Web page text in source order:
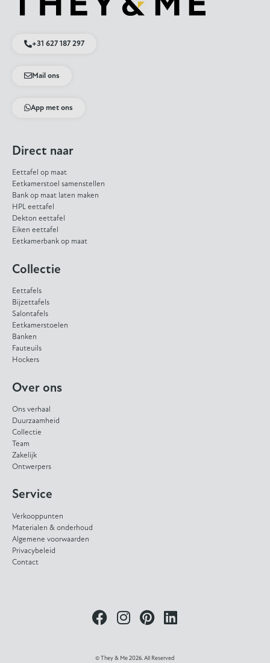
+31 627 187 297
Mail ons
App met ons
Direct naar
Eettafel op maat
Eetkamerstoel samenstellen
Bank op maat laten maken
HPL eettafel
Dekton eettafel
Eiken eettafel
Eetkamerbank op maat
Collectie
Eettafels
Bijzettafels
Salontafels
Eetkamerstoelen
Banken
Fauteuils
Hockers
Over ons
Ons verhaal
Duurzaamheid
Collectie
Team
Zakelijk
Ontwerpers
Service
Verkooppunten
Materialen & onderhoud
Algemene voorwaarden
Privacybeleid
Contact
© They & Me 2026. All Reserved